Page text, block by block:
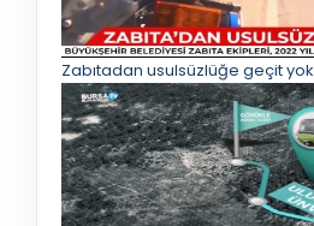
Zabıtadan usulsüzlüğe geçit yok